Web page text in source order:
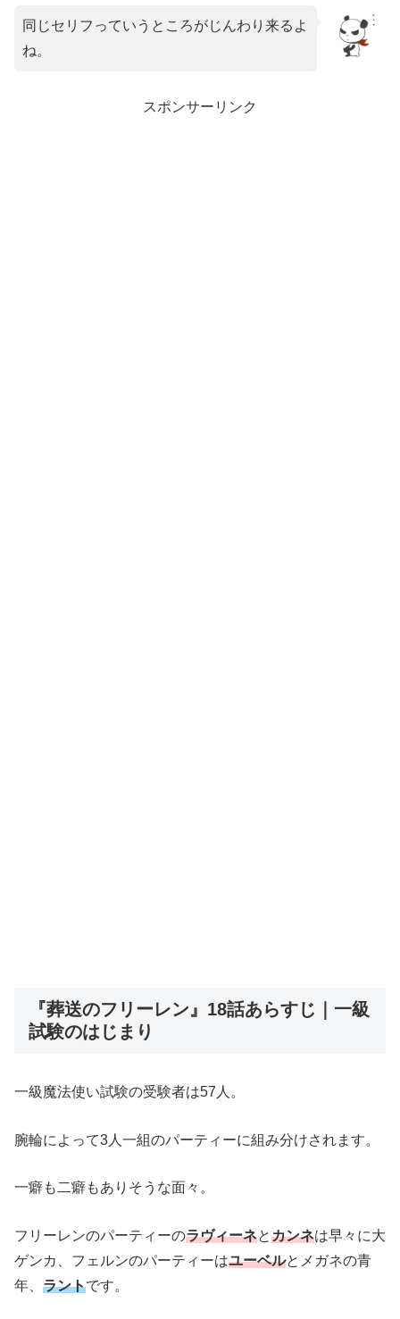
同じセリフっていうところがじんわり来るよ
ね。
スポンサーリンク
『葬送のフリーレン』18話あらすじ｜一級
試験のはじまり
一級魔法使い試験の受験者は57人。
腕輪によって3人一組のパーティーに組み分けされます。
一癖も二癖もありそうな面々。
フリーレンのパーティーのラヴィーネとカンネは早々に大
ゲンカ、フェルンのパーティーはユーベルとメガネの青
年、 ラントです。